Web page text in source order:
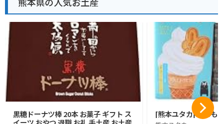
黒糖ドーナツ棒 20本 お菓子 ギフト ス
[熊本ユタカ] くまも